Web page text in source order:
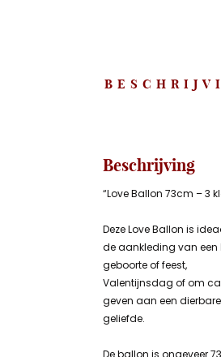
Beschrijving
“Love Ballon 73cm – 3
Deze Love Ballon is
de aankleding van een
geboorte of feest,
Valentijnsdag of om
geven aan een dierbare
geliefde.
De ballon is ongeveer